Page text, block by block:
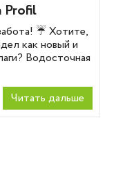
Profil
☔️ Хотите,
как новый и
Водосточная
Читать дальше